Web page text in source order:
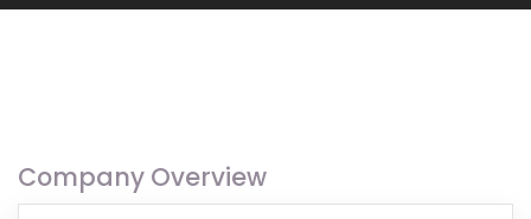
Company Overview